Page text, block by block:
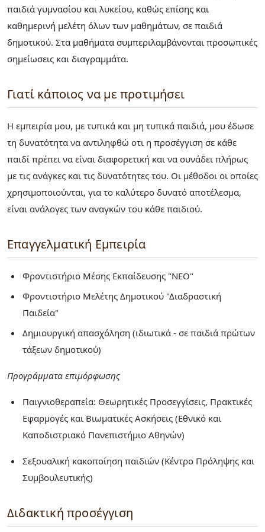
παιδιά γυμνασίου και λυκείου, καθώς επίσης και
καθημερινή μελέτη όλων των μαθημάτων, σε παιδιά
δημοτικού. Στα μαθήματα συμπεριλαμβάνονται προσωπικές
σημείωσεις και διαγραμμάτα.
Γιατί κάποιος να με προτιμήσει
Η εμπειρία μου, με τυπικά και μη τυπικά παιδιά, μου έδωσε
τη δυνατότητα να αντιληφθώ οτι η προσέγγιση σε κάθε
παιδί πρέπει να είναι διαφορετική και να συνάδει πλήρως
με τις ανάγκες και τις δυνατότητες του. Οι μέθοδοι οι οποίες
χρησιμοποιούνται, για το καλύτερο δυνατό αποτέλεσμα,
είναι ανάλογες των αναγκών του κάθε παιδιού.
Επαγγελματική Εμπειρία
Φροντιστήριο Μέσης Εκπαίδευσης "ΝΕΟ"
Φροντιστήριο Μελέτης Δημοτικού "Διαδραστική
Παιδεία"
Δημιουργική απασχόληση (ιδιωτικά - σε παιδιά πρώτων
τάξεων δημοτικού)
Προγράμματα επιμόρφωσης
Παιγνιοθεραπεία: Θεωρητικές Προσεγγίσεις, Πρακτικές
Εφαρμογές και Βιωματικές Ασκήσεις (Εθνικό και
Καποδιστριακό Πανεπιστήμιο Αθηνών)
Σεξουαλική κακοποίηση παιδιών (Κέντρο Πρόληψης και
Συμβουλευτικής)
Διδακτική προσέγγιση